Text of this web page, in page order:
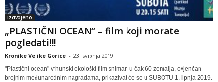
Izdvojeno
„PLASTIČNI OCEAN“ – film koji morate
pogledati!!!
Kronike Velike Gorice - 23. svibnja 2019
"Plastični ocean" vrhunski ekološki film sniman u čak 60 zemalja, ovjenčan
brojnim međunarodnim nagradama, prikazivat će se u SUBOTU 1. lipnja 2019.